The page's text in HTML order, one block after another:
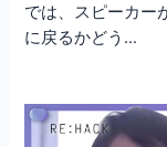
では、スピーカー
に戻るかどう…